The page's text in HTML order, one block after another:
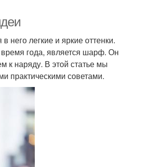
легкие и яркие оттенки.
года, является шарф. Он
к наряду. В этой статье мы
практическими советами.